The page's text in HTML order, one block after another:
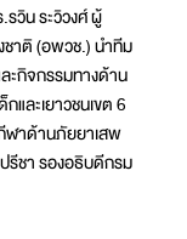
วิน ระวิวงศ์ ผู้
าติ (อพวช.) นำทีม
ะกิจกรรมทางด้าน
และเยาวชนเขต 6
ฬาด้านภัยยาเสพ
รีชา รองอธิบดีกรม